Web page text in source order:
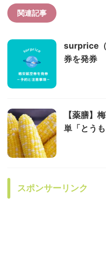
関連記事
surprice（
券を発券
【薬膳】
単「とう
スポンサーリンク